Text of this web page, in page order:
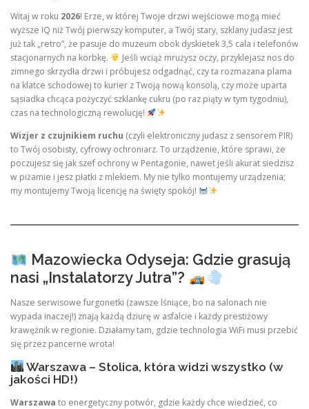
Witaj w roku 2026! Erze, w której Twoje drzwi wejściowe mogą mieć
wyższe IQ niż Twój pierwszy komputer, a Twój stary, szklany judasz jest
już tak „retro”, że pasuje do muzeum obok dyskietek 3,5 cala i telefonów
stacjonarnych na korbkę.
Jeśli wciąż mrużysz oczy, przyklejasz nos do
zimnego skrzydła drzwi i próbujesz odgadnąć, czy ta rozmazana plama
na klatce schodowej to kurier z Twoją nową konsolą, czy może uparta
sąsiadka chcąca pożyczyć szklankę cukru (po raz piąty w tym tygodniu),
czas na technologiczną rewolucję!
Wizjer z czujnikiem ruchu (czyli elektroniczny judasz z sensorem PIR)
to Twój osobisty, cyfrowy ochroniarz. To urządzenie, które sprawi, że
poczujesz się jak szef ochrony w Pentagonie, nawet jeśli akurat siedzisz
w piżamie i jesz płatki z mlekiem. My nie tylko montujemy urządzenia;
my montujemy Twoją licencję na święty spokój!
Mazowiecka Odyseja: Gdzie grasują
nasi „Instalatorzy Jutra”?
Nasze serwisowe furgonetki (zawsze lśniące, bo na salonach nie
wypada inaczej!) znają każdą dziurę w asfalcie i każdy prestiżowy
krawężnik w regionie. Działamy tam, gdzie technologia WiFi musi przebić
się przez pancerne wrota!
Warszawa – Stolica, która widzi wszystko (w
jakości HD!)
Warszawa to energetyczny potwór, gdzie każdy chce wiedzieć, co